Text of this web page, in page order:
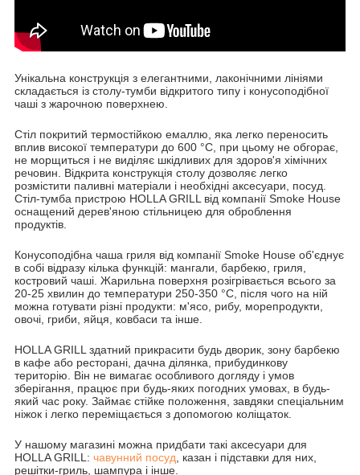
Унікальна конструкція з елегантними, лаконічними лініями
складається із столу-тумби відкритого типу і конусоподібної
чаші з жарочною поверхнею.
Стіл покритий термостійкою емаллю, яка легко переносить
вплив високої температури до 600 °С, при цьому не обгорає,
не морщиться і не виділяє шкідливих для здоров'я хімічних
речовин. Відкрита конструкція столу дозволяє легко
розмістити паливні матеріали і необхідні аксесуари, посуд.
Стіл-тумба пристрою HOLLA GRILL від компанії Smoke House
оснащений дерев'яною стільницею для оброблення
продуктів.
Конусоподібна чаша гриля від компанії Smoke House об'єднує
в собі відразу кілька функцій: мангали, барбекю, гриля,
костровий чаші. Жарильна поверхня розігрівається всього за
20-25 хвилин до температури 250-350 °С, після чого на ній
можна готувати різні продукти: м'ясо, рибу, морепродукти,
овочі, гриби, яйця, ковбаси та інше.
HOLLA GRILL здатний прикрасити будь дворик, зону барбекю
в кафе або ресторані, дачна ділянка, прибудинкову
територію. Він не вимагає особливого догляду і умов
зберігання, працює при будь-яких погодних умовах, в будь-
який час року. Займає стійке положення, завдяки спеціальним
ніжок і легко переміщається з допомогою коліщаток.
У нашому магазині можна придбати такі аксесуари для
HOLLA GRILL: чавунний посуд , казан і підставки для них,
решітки-гриль, шампура і інше.